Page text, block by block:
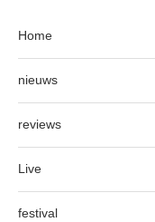
Home
nieuws
reviews
Live
festival